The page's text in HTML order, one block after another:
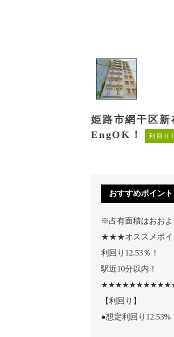
姫路市網干区新
EngOK！
利回り
おすすめポイント
※占有面積はおおよ
★★★オススメ
利回り12.53％！
駅近10分以内！
【利回り】
●想定利回り